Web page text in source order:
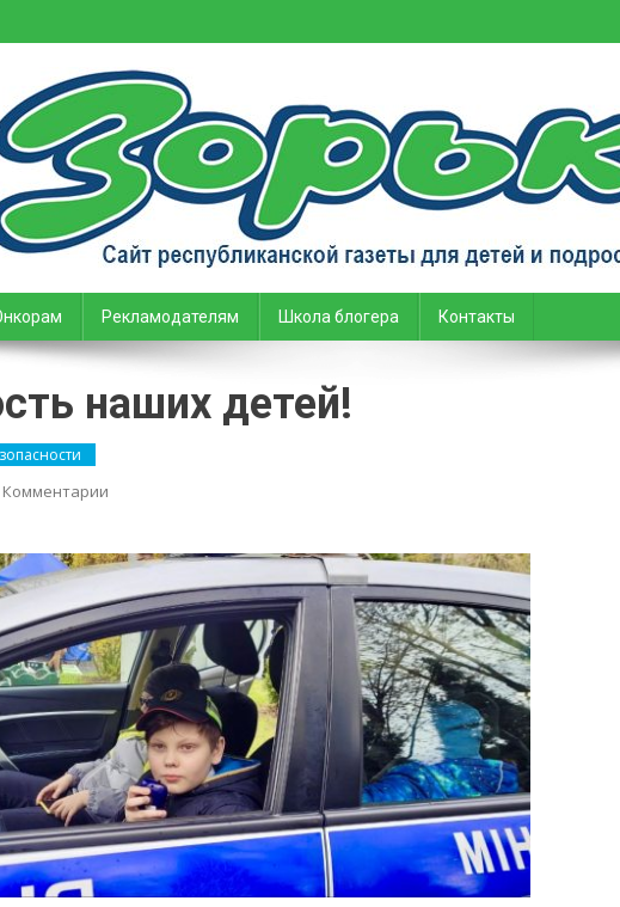
детей и подростков
Рекламодателям Школа блогера Контакты
наших детей!
Комментарии
безопасность
детей!